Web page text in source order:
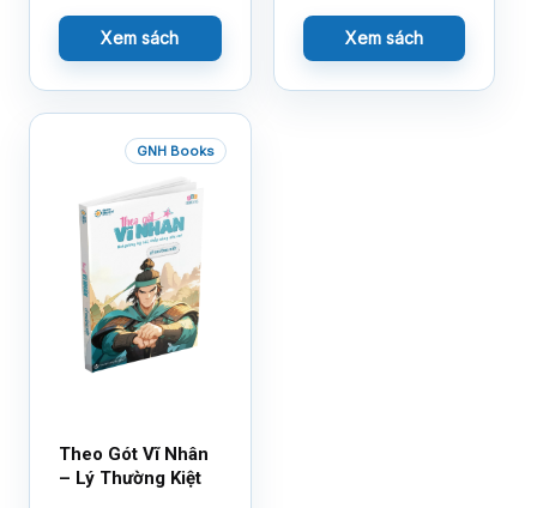
Xem sách Xem sách
GNH Books
Theo Gót Vĩ Nhân
– Lý Thường Kiệt